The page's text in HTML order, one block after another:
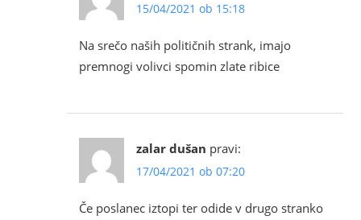
15/04/2021 ob 15:18
Na srečo naših političnih strank, imajo
premnogi volivci spomin zlate ribice
zalar dušan pravi:
17/04/2021 ob 07:20
Če poslanec iztopi ter odide v drugo stranko